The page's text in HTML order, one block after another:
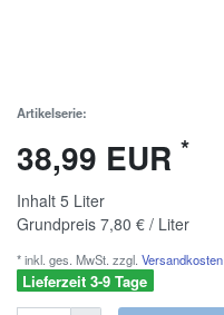
Artikelserie:
38,99 EUR *
Inhalt 5 Liter
Grundpreis 7,80 € / Liter
* inkl. ges. MwSt. zzgl. Versandkosten
Lieferzeit 3-9 Tage